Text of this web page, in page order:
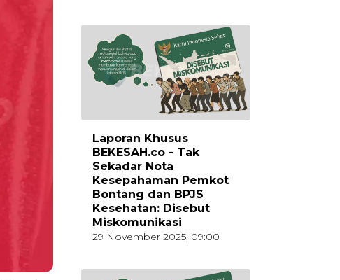
Laporan Khusus
BEKESAH.co - Tak
Sekadar Nota
Kesepahaman Pemkot
Bontang dan BPJS
Kesehatan: Disebut
Miskomunikasi
29 November 2025, 09:00